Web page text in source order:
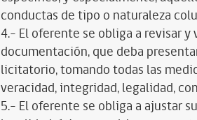
conductas de tipo o naturaleza
4.- El oferente se obliga a revisar
documentación, que deba
licitatorio, tomando todas las
veracidad, integridad, legalidad,
5.- El oferente se obliga a ajustar